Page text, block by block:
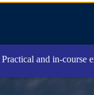
Practical and in-course